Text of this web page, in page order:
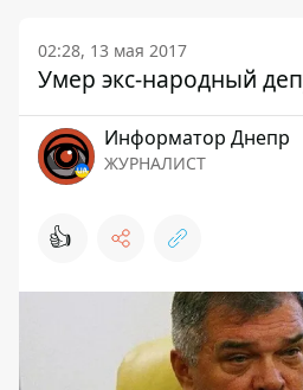
02:28, 13 мая 2017
Умер экс-народный
Информатор Днепр
ЖУРНАЛИСТ
👍